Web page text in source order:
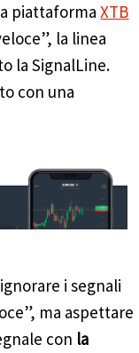
piattaformaXTB
la linea
la SignalLine.
con una
i segnali
ma aspettare
con la